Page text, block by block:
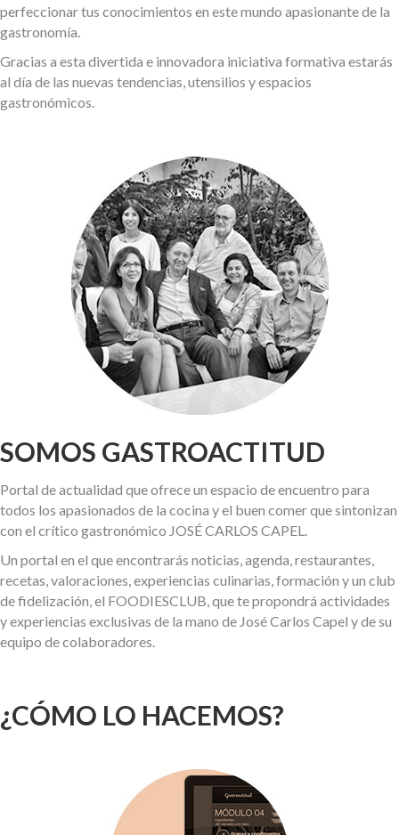
perfeccionar tus conocimientos en este mundo apasionante de la
gastronomía.
Gracias a esta divertida e innovadora iniciativa formativa estarás
al día de las nuevas tendencias, utensilios y espacios
gastronómicos.
SOMOS GASTROACTITUD
Portal de actualidad que ofrece un espacio de encuentro para
todos los apasionados de la cocina y el buen comer que sintonizan
con el crítico gastronómico JOSÉ CARLOS CAPEL.
Un portal en el que encontrarás noticias, agenda, restaurantes,
recetas, valoraciones, experiencias culinarias, formación y un club
de fidelización, el FOODIESCLUB, que te propondrá actividades
y experiencias exclusivas de la mano de José Carlos Capel y de su
equipo de colaboradores.
¿CÓMO LO HACEMOS?